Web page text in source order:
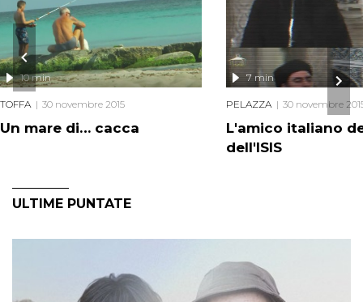
Un mare di… cacca
10 min
TOFFA 30 novembre 2015
L'amico italiano
dell'ISIS
7 min
PELAZZA 30 novembre
ULTIME PUNTATE